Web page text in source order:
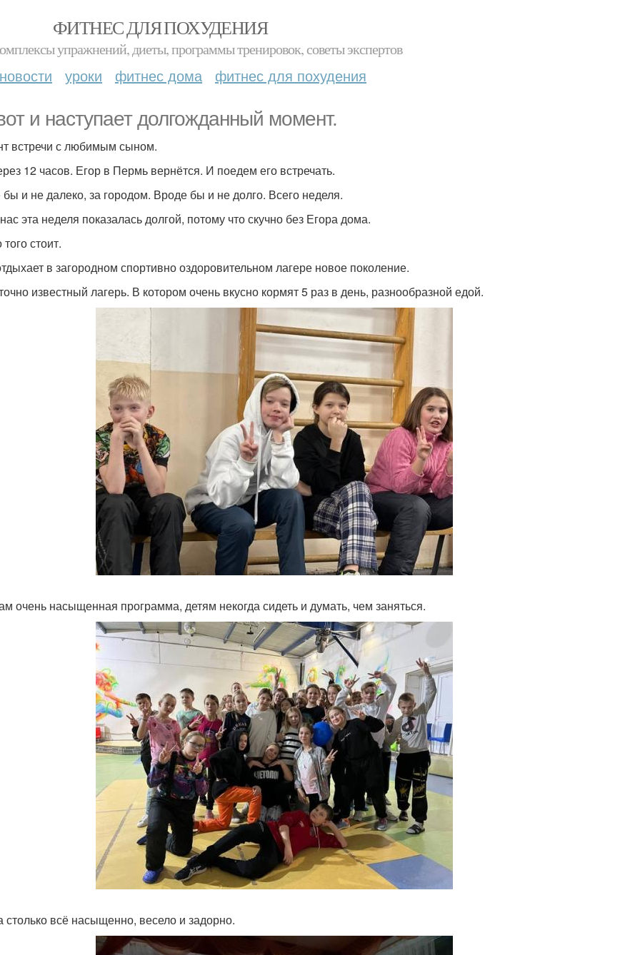
ФИТНЕС ДЛЯ ПОХУДЕНИЯ
упражнений, диеты, программы тренировок, советы экспертов
новости уроки фитнес дома фитнес для похудения
и наступает долгожданный момент.
встречи с любимым сыном.
12 часов. Егор в Пермь вернётся. И поедем его встречать.
и не далеко, за городом. Вроде бы и не долго. Всего неделя.
эта неделя показалась долгой, потому что скучно без Егора дома.
стоит.
в загородном спортивно оздоровительном лагере новое поколение.
известный лагерь. В котором очень вкусно кормят 5 раз в день, разнообразной едой.
очень насыщенная программа, детям некогда сидеть и думать, чем заняться.
столько всё насыщенно, весело и задорно.